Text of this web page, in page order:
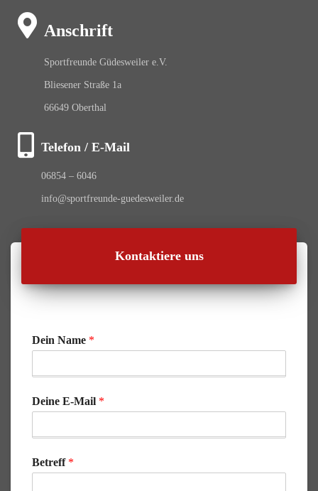
Anschrift
Sportfreunde Güdesweiler e.V.
Bliesener Straße 1a
66649 Oberthal
Telefon / E-Mail
06854 – 6046
info@sportfreunde-guedesweiler.de
Kontaktiere uns
Dein Name *
Deine E-Mail *
Betreff *